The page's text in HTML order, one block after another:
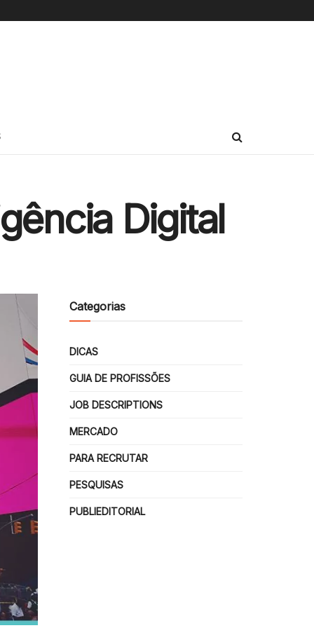
Digital
Categorias
DICAS
GUIA DE PROFISSÕES
JOB DESCRIPTIONS
MERCADO
PARA RECRUTAR
PESQUISAS
PUBLIEDITORIAL